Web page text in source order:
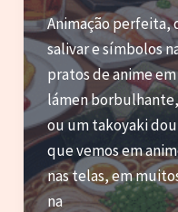
Gilmore
marcaram
gerações
com
sua
paixão
por
café
Animação perfeita,
salivar e símbolos
pratos de anime
lámen
ou um takoyaki
que vemos em
nas telas, em
na